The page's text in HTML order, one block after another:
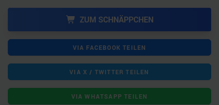
ZUM SCHNÄPPCHEN
VIA FACEBOOK TEILEN
VIA X / TWITTER TEILEN
VIA WHATSAPP TEILEN